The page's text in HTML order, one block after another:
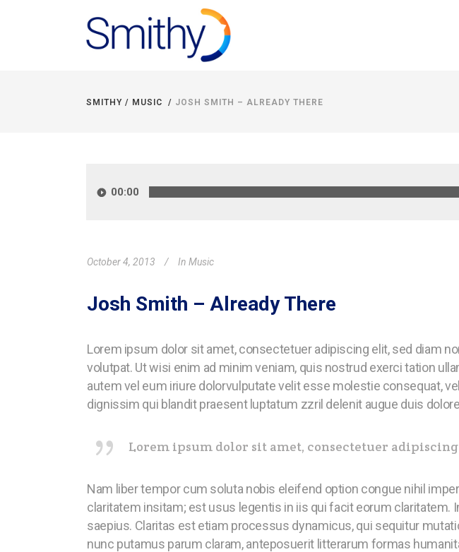
SMITHY / MUSIC / JOSH SMITH – ALREADY THERE
Player00:00
October 4, 2013 In Music
Josh Smith – Already There
Lorem ipsum dolor sit amet, consectetuer adipiscing elit, sed diam
volutpat. Ut wisi enim ad minim veniam, quis nostrud exerci tation
autem vel eum iriure dolorvulputate velit esse molestie consequat,
dignissim qui blandit praesent luptatum zzril delenit augue duis
Lorem ipsum dolor sit amet, consectetuer
Nam liber tempor cum soluta nobis eleifend option congue nihil
claritatem insitam; est usus legentis in iis qui facit eorum
saepius. Claritas est etiam processus dynamicus, qui sequitur
nunc putamus parum claram, anteposuerit litterarum formas